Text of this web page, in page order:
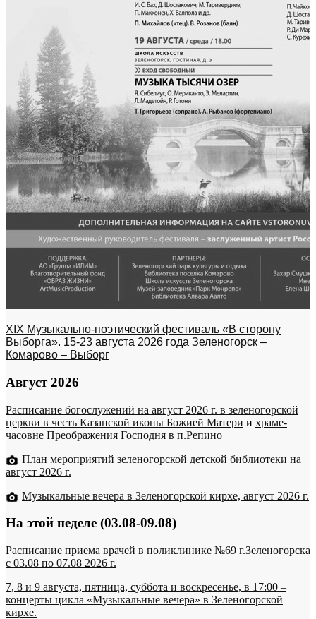
XIX Музыкально-поэтический фестиваль «В сторону
Выборга». 15-23 августа 2026 года Зеленогорск –
Комарово – Выборг
Август 2026
Расписание богослужений на август 2026 г. в зеленогорской
церкви в честь Казанской иконы Божией Матери и храме-
часовне Преображения Господня в п.Репино
План мероприятий зеленогорской детской библиотеки на
август 2026 г.
Музыкальные вечера в Зеленогорской кирхе, август 2026 г.
На этой неделе (03.08-09.08)
Расписание приема врачей в поликлинике №69 г.Зеленогорска
c 03.08 по 07.08 2026 г.
7, 8 и 9 августа, пятница, суббота и воскресенье, в 17:00 –
концерты цикла «Музыкальные вечера» в Зеленогорской
кирхе.